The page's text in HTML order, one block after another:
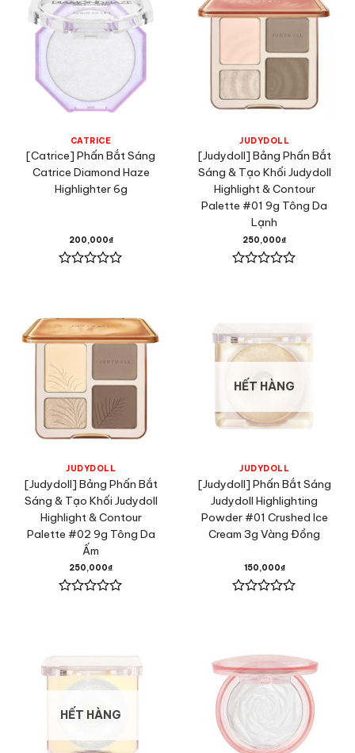
CATRICE
[Catrice] Phấn Bắt Sáng
Catrice Diamond Haze
Highlighter 6g
200,000₫
5
sao
JUDYDOLL
[Judydoll] Bảng Phấn Bắt
Sáng & Tạo Khối Judydoll
Highlight & Contour
Palette #01 9g Tông Da
Lạnh
250,000₫
sao
JUDYDOLL
[Judydoll] Bảng Phấn Bắt
Sáng & Tạo Khối Judydoll
Highlight & Contour
Palette #02 9g Tông Da
Ấm
250,000₫
sao
HẾT HÀNG
JUDYDOLL
[Judydoll] Phấn Bắt Sáng
Judydoll Highlighting
Powder #01 Crushed Ice
Cream 3g Vàng Đồng
150,000₫
5
sao
HẾT HÀNG